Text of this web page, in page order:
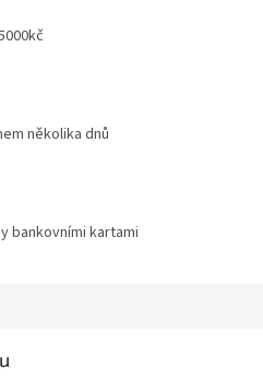
několika dnů
bankovními kartami